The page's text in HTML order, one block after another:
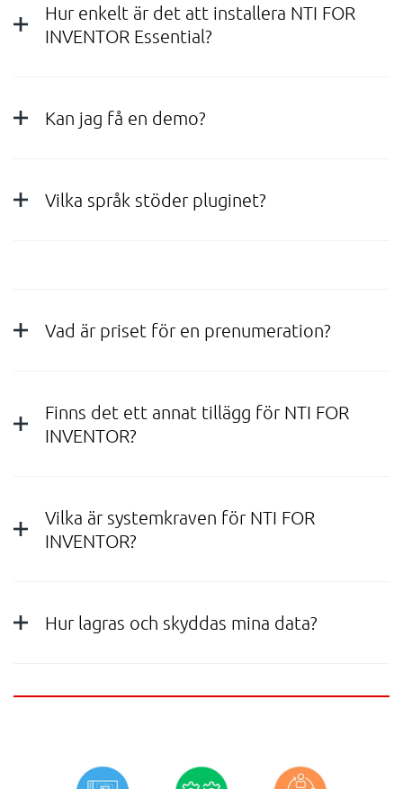
Hur enkelt är det att installera NTI FOR
INVENTOR Essential?
Kan jag få en demo?
Vilka språk stöder pluginet?
Vad är priset för en prenumeration?
Finns det ett annat tillägg för NTI FOR
INVENTOR?
Vilka är systemkraven för NTI FOR
INVENTOR?
Hur lagras och skyddas mina data?